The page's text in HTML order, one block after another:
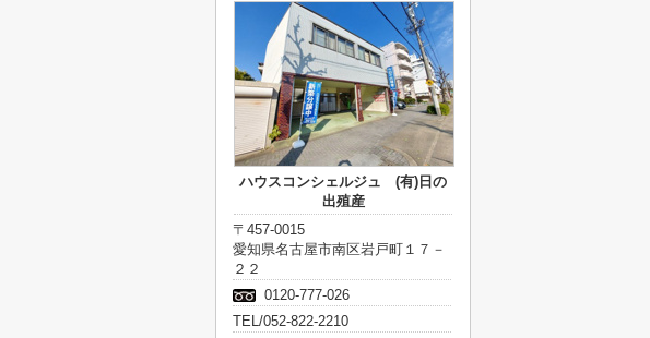
ハウスコンシェルジュ (有)日の
出殖産
〒457-0015
愛知県名古屋市南区岩戸町１７－
２２
0120-777-026
TEL/052-822-2210